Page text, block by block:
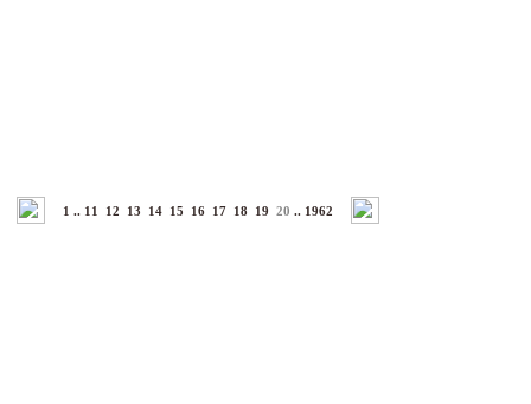
1 .. 11 12 13 14 15 16 17 18 19 20 .. 1962